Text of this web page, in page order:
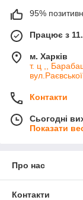
95%
Працює з
м. Харків
т. ц ,,
Контакти
Сьогодні
Показати
Про нас
Контакти